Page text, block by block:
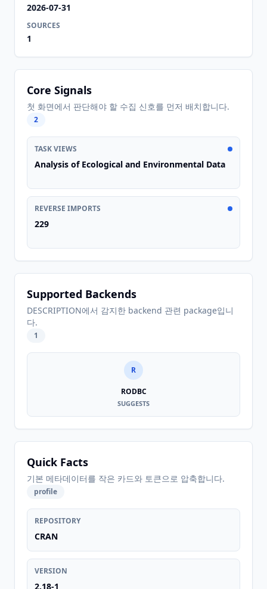
2026-07-31
SOURCES
1
Core Signals
첫 화면에서 판단해야 할 수집 신호를 먼저 배치합니다.
2
TASK VIEWS
Analysis of Ecological and Environmental Data
REVERSE IMPORTS
229
Supported Backends
DESCRIPTION에서 감지한 backend 관련 package입니
다.
1
R
RODBC
SUGGESTS
Quick Facts
기본 메타데이터를 작은 카드와 토큰으로 압축합니다.
profile
REPOSITORY
CRAN
VERSION
2.18-1